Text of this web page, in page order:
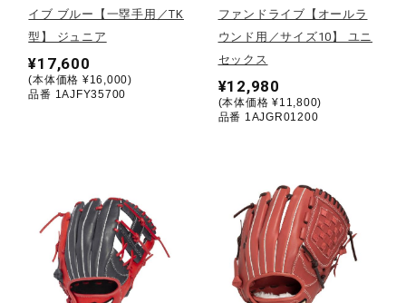
ライフスタイルグッズ
寝具／ミズノスリープ
イブ ブルー【一塁手用／TK
型】 ジュニア
¥17,600
(本体価格 ¥16,000)
品番 1AJFY35700
ファンドライブ【オールラ
ウンド用／サイズ10】 ユニ
セックス
¥12,980
(本体価格 ¥11,800)
品番 1AJGR01200